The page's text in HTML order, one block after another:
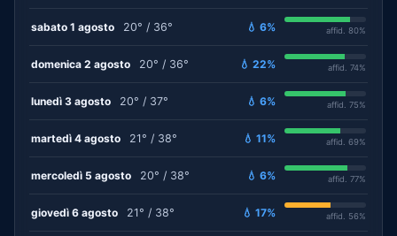
sabato 1 agosto 20° / 36° 💧 6% affid. 80%
domenica 2 agosto 20° / 36° 💧 22% affid. 74%
lunedì 3 agosto 20° / 37° 💧 6% affid. 75%
martedì 4 agosto 21° / 38° 💧 11% affid. 69%
mercoledì 5 agosto 20° / 38° 💧 6% affid. 77%
giovedì 6 agosto 21° / 38° 💧 17% affid. 56%